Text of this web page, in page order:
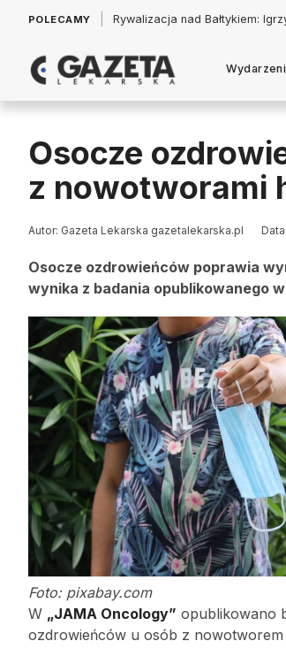
POLECAMY Łukasz Jankowski: Politycy w
Osocze
z nowotworami
Autor: Gazeta Lekarska gazetalekarska.pl
Osocze ozdrowieńców poprawia
wynika z badania opublikowanego
Foto: pixabay.com
W „JAMA Oncology” opublikowano
ozdrowieńców u osób z